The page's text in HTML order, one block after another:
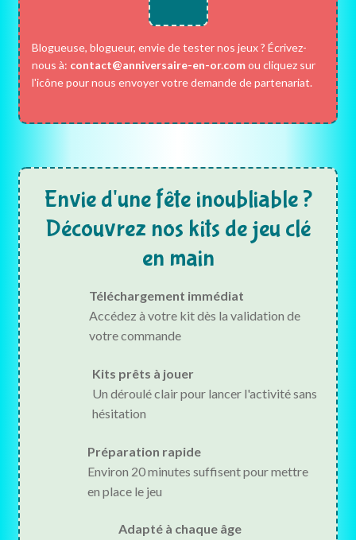
Blogueuse, blogueur, envie de tester nos jeux ? Écrivez-
nous à: contact@anniversaire-en-or.comou cliquez sur
l'icône pour nous envoyer votre demande de partenariat.
Envie d'une fête inoubliable ?
Découvrez nos kits de jeu clé
en main
Téléchargement immédiat
Accédez à votre kit dès la validation de
votre commande
Kits prêts à jouer
Un déroulé clair pour lancer l'activité sans
hésitation
Préparation rapide
Environ 20 minutes suffisent pour mettre
en place le jeu
Adapté à chaque âge